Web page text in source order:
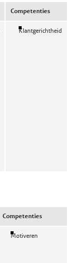
Competenties
Klantgerichtheid
Competenties
Motiveren